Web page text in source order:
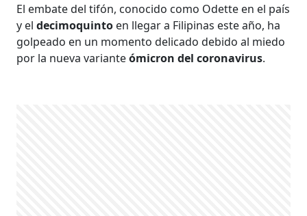
El embate del tifón, conocido como Odette en el país
y eldecimoquinto en llegar a Filipinas este año, ha
golpeado en un momento delicado debido al miedo
por la nueva varianteómicron del coronavirus.